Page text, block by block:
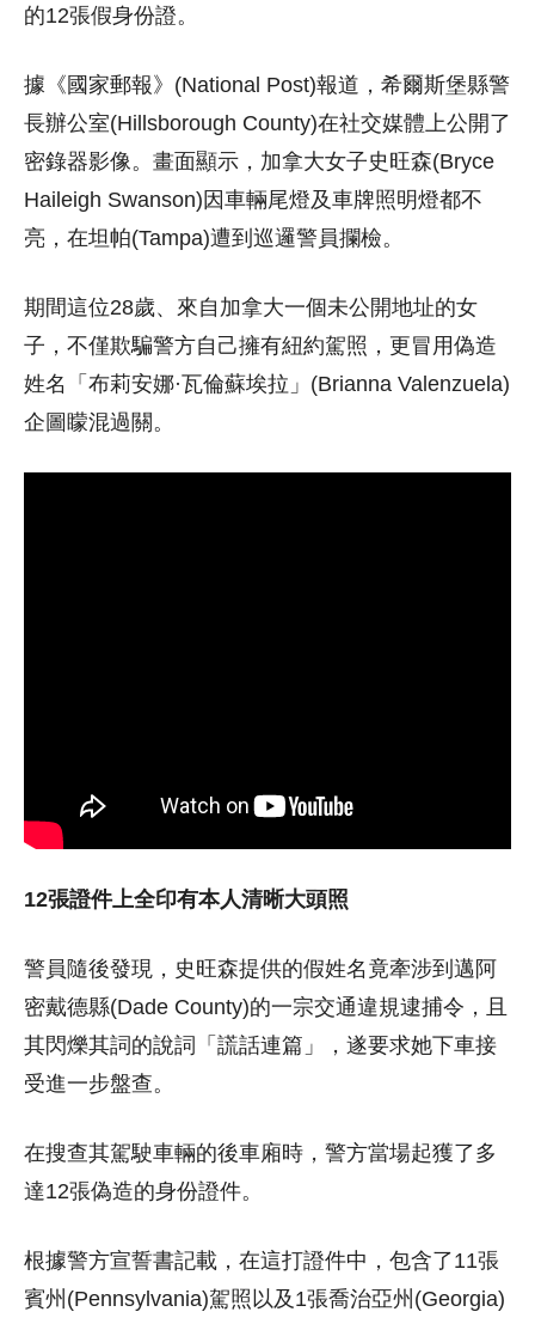
的12張假身份證。
據《國家郵報》(National Post)報道，希爾斯堡縣警
長辦公室(Hillsborough County)在社交媒體上公開了
密錄器影像。畫面顯示，加拿大女子史旺森(Bryce
Haileigh Swanson)因車輛尾燈及車牌照明燈都不
亮，在坦帕(Tampa)遭到巡邏警員攔檢。
期間這位28歲、來自加拿大一個未公開地址的女
子，不僅欺騙警方自己擁有紐約駕照，更冒用偽造
姓名「布莉安娜·瓦倫蘇埃拉」(Brianna Valenzuela)
企圖矇混過關。
12張證件上全印有本人清晰大頭照
警員隨後發現，史旺森提供的假姓名竟牽涉到邁阿
密戴德縣(Dade County)的一宗交通違規逮捕令，且
其閃爍其詞的說詞「謊話連篇」，遂要求她下車接
受進一步盤查。
在搜查其駕駛車輛的後車廂時，警方當場起獲了多
達12張偽造的身份證件。
根據警方宣誓書記載，在這打證件中，包含了11張
賓州(Pennsylvania)駕照以及1張喬治亞州(Georgia)